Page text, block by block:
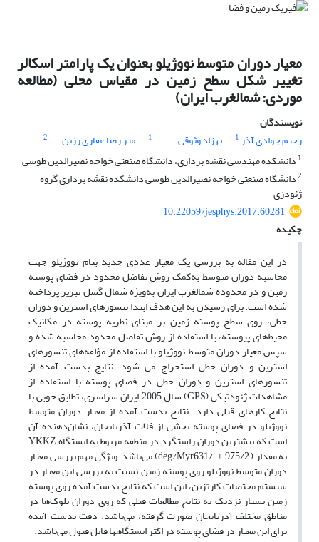
معیار دوران متوسط نووژیلو بعنوان یک پارامتر اسکالر
تغییر شکل سطح زمین در مقیاس محلی (مطالعه
موردی: شمالغرب ایران)
نویسندگان
رحیم جوادی آذر1 بهزاد وثوقی 1 میر رضا غفاری رزین
2
1 دانشکده مهندسی نقشه برداری، دانشگاه صنعتی خواجه نصیرالدین طوسی
2دانشگاه صنعتی خواجه نصیرالدین طوسی دانشکده نقشه برداری گروه
ژئودزی
10.22059/jesphys.2017.60281
چکیده
در این مقاله به بررسی یک معیار عددی جدید بنام نووژیلو جهت
محاسبه دوران متوسط به‌کمک روش تفاضل محدود در فضای پوسته
زمین و در محدوده شمالغرب ایران به‌ویژه شمال گسل تبریز پرداخته
شده است. برای رسیدن به این هدف ابتدا تنسورهای استرین و دوران
خطی، روی سطح پوسته زمین بر مبنای نظریه پوسته در مکانیک
محیط‌های پیوسته، با استفاده از روش تفاضل محدود محاسبه شده و
سپس معیار دوران متوسط نووژیلو با استفاده از مؤلفه‌های تنسورهای
استرین و دوران خطی استخراج می-شود. نتایج بدست آمده از
تنسورهای استرین و دوران خطی در فضای پوسته با استفاده از
مشاهدات ژئودتیکی (GPS) سال 2005 ایران سراسری، تطابق خوبی با
نتایج کارهای قبلی دارد. نتایج بدست آمده از معیار دوران متوسط
نووژیلو در فضای پوسته بخشی از فلات آذربایجان، نشان‌دهنده آن
است که بیشترین دوران راستگرد در منطقه مربوط به ایستگاه YKKZ
به مقدار ( deg/Myr631/. ± 975/2) می‌باشد. ویژگی مهم بررسی معیار
دوران متوسط نووژیلو روی پوسته زمین نسبت به بررسی این معیار در
سیستم مختصات کارتزین، این است که نتایج بدست آمده روی پوسته
زمین بسیار نزدیک به نتایج مطالعات قبلی که روی دوران بلوک‌ها در
مناطق مختلف آذربایجان صورت گرفته، می‌باشد. دقت بدست آمده
برای این معیار در فضای پوسته در اکثر ایستگاهها قابل قبول می‌باشد.